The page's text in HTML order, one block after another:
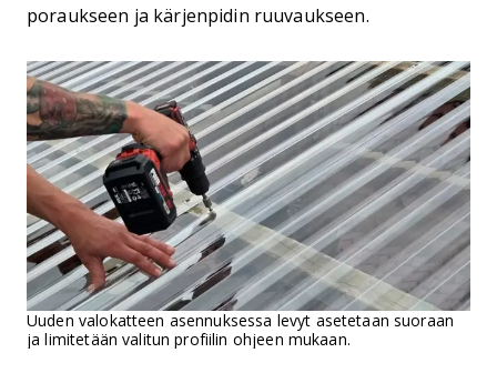
poraukseen ja kärjenpidin ruuvaukseen.
Uuden valokatteen asennuksessa levyt asetetaan suoraan
ja limitetään valitun profiilin ohjeen mukaan.